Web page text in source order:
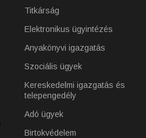
Titkárság
Elektronikus ügyintézés
Anyakönyvi igazgatás
Szociális ügyek
Kereskedelmi igazgatás és
telepengedély
Adó ügyek
Birtokvédelem